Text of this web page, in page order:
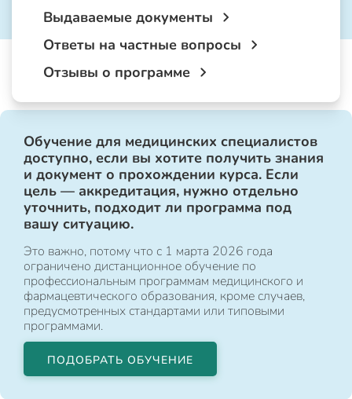
Выдаваемые документы
Ответы на частные вопросы
Отзывы о программе
Обучение для медицинских специалистов
доступно, если вы хотите получить знания
и документ о прохождении курса. Если
цель — аккредитация, нужно отдельно
уточнить, подходит ли программа под
вашу ситуацию.
Это важно, потому что с 1 марта 2026 года
ограничено дистанционное обучение по
профессиональным программам медицинского и
фармацевтического образования, кроме случаев,
предусмотренных стандартами или типовыми
программами.
ПОДОБРАТЬ ОБУЧЕНИЕ